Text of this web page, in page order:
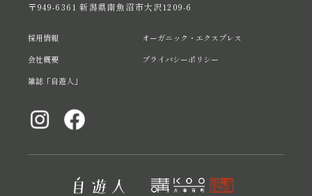
〒949-6361 新潟県南魚沼市大沢1209-6
採用情報
会社概要
雑誌「自遊人」
オーガニック・エクスプレス
プライバシーポリシー